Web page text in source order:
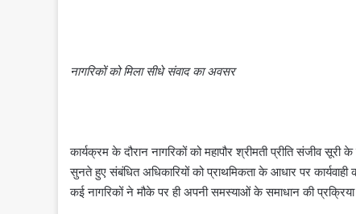
नागरिकों को मिला सीधे संवाद का अवसर
कार्यक्रम के दौरान नागरिकों को महापौर श्रीमती प्रीति संजीव
सुनते हुए संबंधित अधिकारियों को प्राथमिकता के आधार पर
कई नागरिकों ने मौके पर ही अपनी समस्याओं के समाधान की